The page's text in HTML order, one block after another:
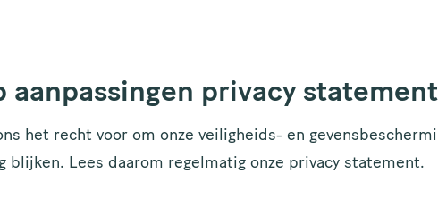
aanpassingen privacy statement
het recht voor om onze veiligheids- en
blijken. Lees daarom regelmatig onze privacy statement.